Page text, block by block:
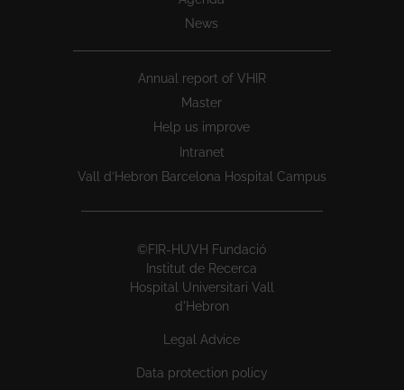
News
Annual report of VHIR
Master
Help us improve
Intranet
Vall d’Hebron Barcelona Hospital Campus
©FIR-HUVH Fundació
Institut de Recerca
Hospital Universitari Vall
d'Hebron
Legal Advice
Data protection policy